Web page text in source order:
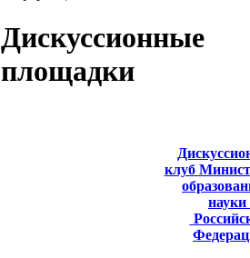
Дискуссионные
площадки
клуб
науки